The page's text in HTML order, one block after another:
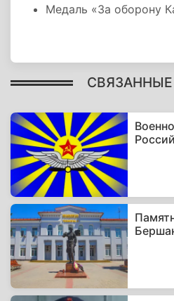
Медаль «За оборону
СВЯЗАННЫЕ